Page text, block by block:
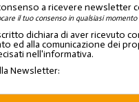
a ricevere newsletter
il tuo consenso in qualsiasi
dichiara di aver ricevuto
ed alla comunicazione dei
nell'informativa.
Newsletter: